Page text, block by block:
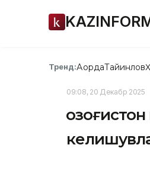
Тренд:АқордаТайинлов
09:08, 20 Декабр 2025